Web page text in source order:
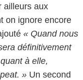
ailleurs aux
on ignore encore
« Quand nous
définitivement
à elle,
» Un second